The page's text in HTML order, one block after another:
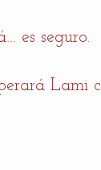
es seguro.
Lami